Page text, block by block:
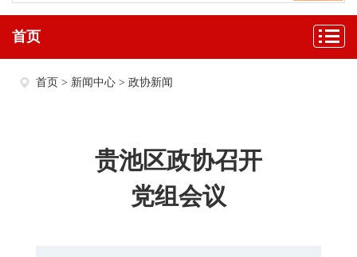
首页
首页 > 新闻中心 > 政协新闻
贵池区政协召开
党组会议